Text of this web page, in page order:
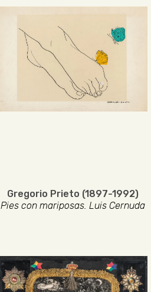
Gregorio Prieto (1897-1992)
Pies con mariposas. Luis Cernuda